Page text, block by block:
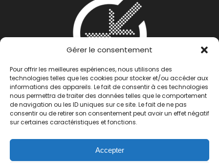
Gérer le consentement
Pour offrir les meilleures expériences, nous utilisons des
technologies telles que les cookies pour stocker et/ou accéder aux
informations des appareils. Le fait de consentir à ces technologies
nous permettra de traiter des données telles que le comportement
de navigation ou les ID uniques sur ce site. Le fait de ne pas
consentir ou de retirer son consentement peut avoir un effet négatif
sur certaines caractéristiques et fonctions.
Accepter